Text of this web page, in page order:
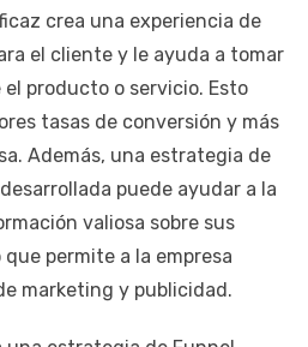
crea una experiencia de
el cliente y le ayuda a tomar
el producto o servicio. Esto
tasas de conversión y más
Además, una estrategia de
puede ayudar a la
valiosa sobre sus
permite a la empresa
marketing y publicidad.